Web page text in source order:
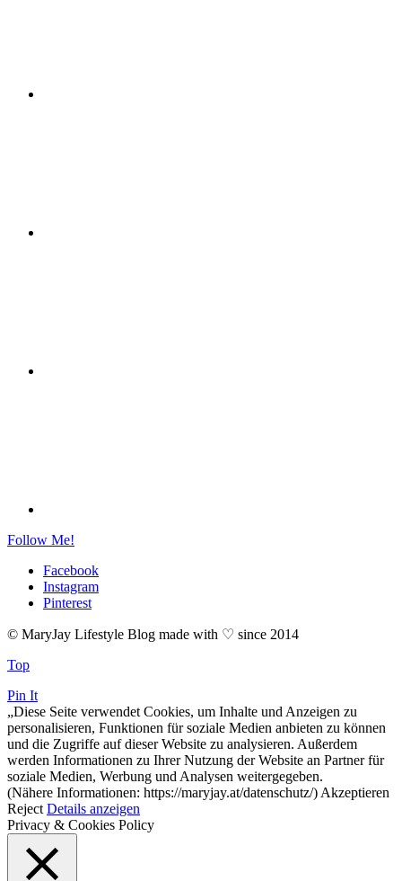
Follow Me!
Facebook
Instagram
Pinterest
© MaryJay Lifestyle Blog made with ♡ since 2014
Top
Pin It
„Diese Seite verwendet Cookies, um Inhalte und Anzeigen zu
personalisieren, Funktionen für soziale Medien anbieten zu können
und die Zugriffe auf dieser Website zu analysieren. Außerdem
werden Informationen zu Ihrer Nutzung der Website an Partner für
soziale Medien, Werbung und Analysen weitergegeben.
(Nähere Informationen: https://maryjay.at/datenschutz/) Akzeptieren
Reject Details anzeigen
Privacy & Cookies Policy